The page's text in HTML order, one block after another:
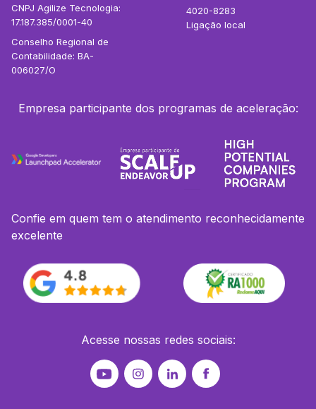
CNPJ Agilize Tecnologia:
17.187.385/0001-40
Conselho Regional de
Contabilidade: BA-
006027/O
4020-8283
Ligação local
Empresa participante dos programas de aceleração:
Confie em quem tem o atendimento reconhecidamente
excelente
Acesse nossas redes sociais: